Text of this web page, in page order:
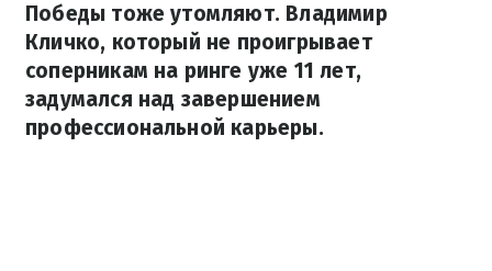
Победы тоже утомляют. Владимир
Кличко, который не проигрывает
соперникам на ринге уже 11 лет,
задумался над завершением
профессиональной карьеры.